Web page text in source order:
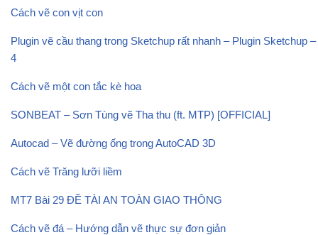
Cách vẽ con vịt con
Plugin vẽ cầu thang trong Sketchup rất nhanh – Plugin Sketchup –
4
Cách vẽ một con tắc kè hoa
SONBEAT – Sơn Tùng vẽ Tha thu (ft. MTP) [OFFICIAL]
Autocad – Vẽ đường ống trong AutoCAD 3D
Cách vẽ Trăng lưỡi liềm
MT7 Bài 29 ĐỀ TÀI AN TOÀN GIAO THÔNG
Cách vẽ đá – Hướng dẫn vẽ thực sự đơn giản